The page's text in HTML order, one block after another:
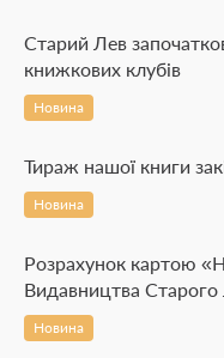
Старий Лев
книжкових клубів
Новина
Тираж нашої книги
Новина
Розрахунок картою
Видавництва Старого
Новина